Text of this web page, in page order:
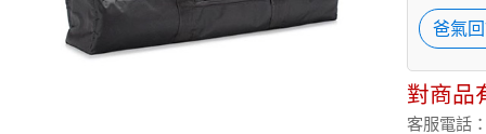
爸氣
對商品
客服電話